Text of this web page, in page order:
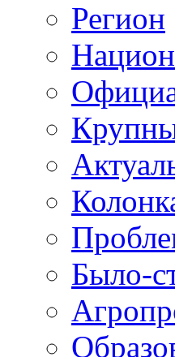
Регион
Было-